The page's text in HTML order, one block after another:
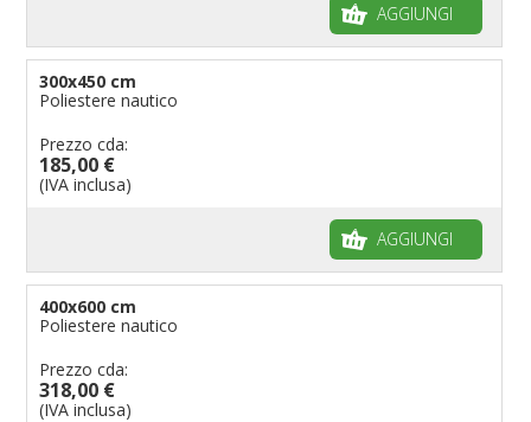
AGGIUNGI
300x450 cm
Poliestere nautico
Prezzo cda:
185,00 €
(IVA inclusa)
AGGIUNGI
400x600 cm
Poliestere nautico
Prezzo cda:
318,00 €
(IVA inclusa)